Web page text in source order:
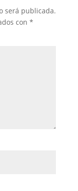
será publicada.
con *